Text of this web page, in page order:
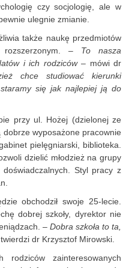
czy socjologię, ale w
ulegnie zmianie.
także naukę przedmiotów
– To nasza
i ich rodziców– mówi dr
chce studiować kierunki
się jak najlepiej ją do
przy ul. Hożej (dzielonej ze
wyposażone pracownie
pielęgniarski, biblioteka.
dzielić młodzież na grupy
Styl pracy z
obchodził swoje 25-lecie.
dobrej szkoły, dyrektor nie
– Dobra szkoła to ta,
dr Krzysztof Mirowski.
zainteresowanych